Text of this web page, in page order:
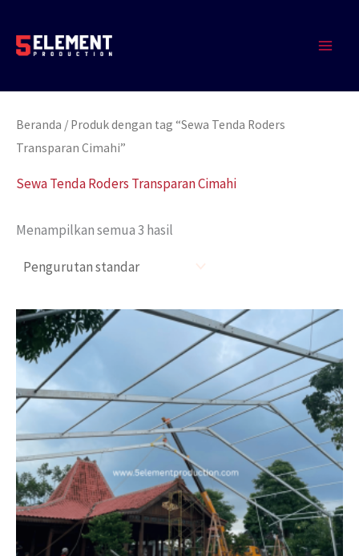
konten
Beranda / Produk dengan tag “Sewa Tenda Roders
Transparan Cimahi”
Sewa Tenda Roders Transparan Cimahi
Menampilkan semua 3 hasil